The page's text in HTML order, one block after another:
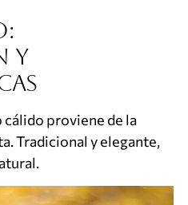
y
cálido proviene de la
Tradicional y elegante,